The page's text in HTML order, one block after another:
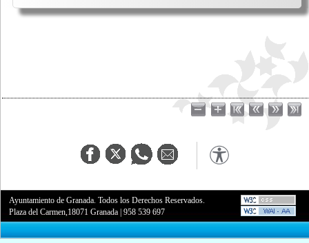
Ayuntamiento de Granada. Todos los Derechos Reservados.
Plaza del Carmen,18071 Granada |958 539 697